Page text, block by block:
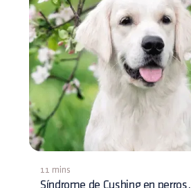
11 mins
Síndrome de Cushing en perros.